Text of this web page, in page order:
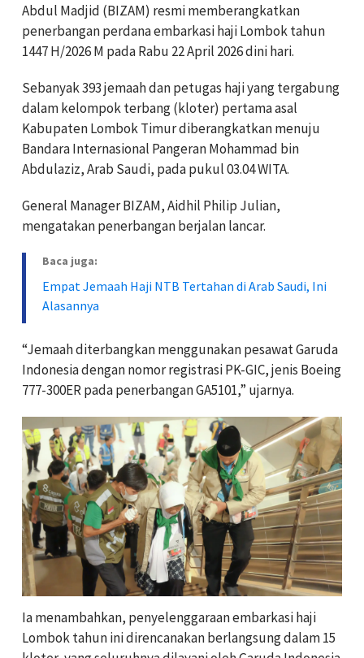
Abdul Madjid (BIZAM) resmi memberangkatkan
penerbangan perdana embarkasi haji Lombok tahun
1447 H/2026 M pada Rabu 22 April 2026 dini hari.
Sebanyak 393 jemaah dan petugas haji yang tergabung
dalam kelompok terbang (kloter) pertama asal
Kabupaten Lombok Timur diberangkatkan menuju
Bandara Internasional Pangeran Mohammad bin
Abdulaziz, Arab Saudi, pada pukul 03.04 WITA.
General Manager BIZAM,Aidhil Philip Julian,
mengatakan penerbangan berjalan lancar.
Baca juga:
Empat Jemaah Haji NTB Tertahan di Arab Saudi, Ini
Alasannya
“Jemaah diterbangkan menggunakan pesawatGaruda
Indonesiadengan nomor registrasi PK-GIC, jenis Boeing
777-300ERpada penerbangan GA5101,” ujarnya.
Ia menambahkan, penyelenggaraan embarkasi haji
Lombok tahun ini direncanakan berlangsung dalam 15